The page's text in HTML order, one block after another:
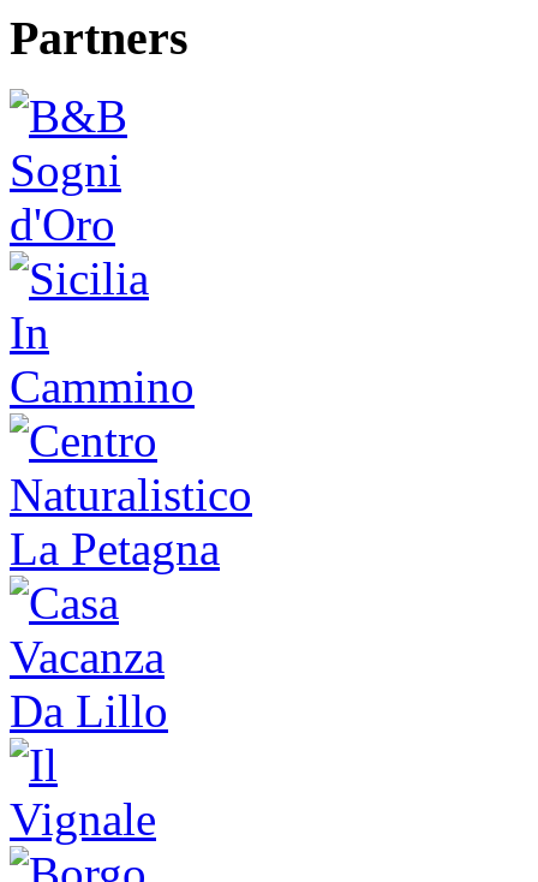
Partners